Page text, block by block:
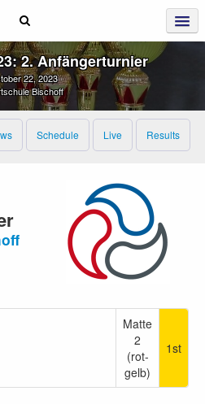
2. Anfängerturnier
22, 2023
Bischoff
Schedule Live Results
Matte
2
(rot-
gelb)
1st